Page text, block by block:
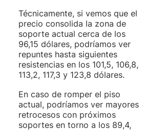
Técnicamente, si vemos que el
precio consolida la zona de
soporte actual cerca de los
96,15 dólares, podríamos ver
repuntes hasta siguientes
resistencias en los 101,5, 106,8,
113,2, 117,3 y 123,8 dólares.
En caso de romper el piso
actual, podríamos ver mayores
retrocesos con próximos
soportes en torno a los 89,4,